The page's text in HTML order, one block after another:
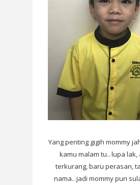
Yang penting gigih mommy
kamu malam tu.. lupa lak,
terkurang, baru perasan,
nama.. jadi mommy pun